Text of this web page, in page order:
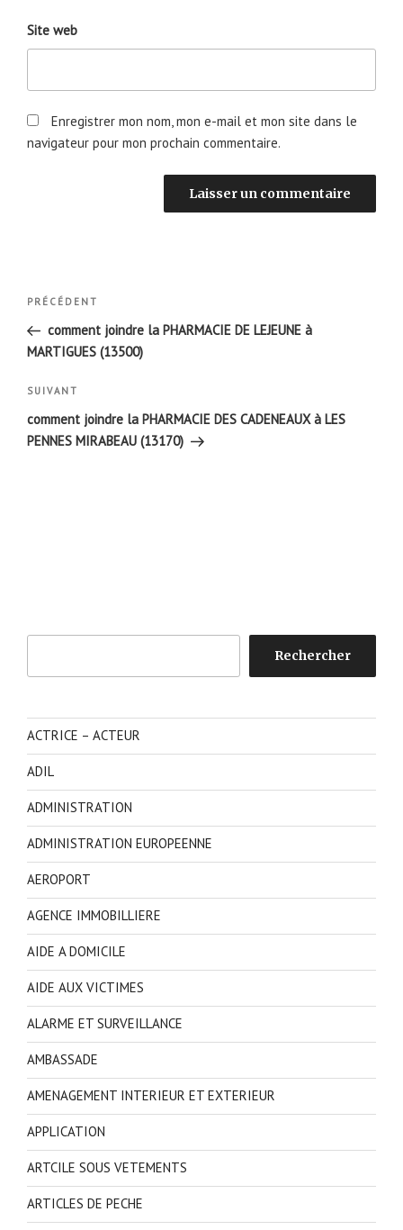
Site web
Enregistrer mon nom, mon e-mail et mon site dans le
navigateur pour mon prochain commentaire.
Navigation
l’article
Article
précédent
PRÉCÉDENT
comment joindre la PHARMACIE DE LEJEUNE à
MARTIGUES (13500)
Article
suivant
SUIVANT
comment joindre la PHARMACIE DES CADENEAUX à LES
PENNES MIRABEAU (13170)
Rechercher
ACTRICE – ACTEUR
ADIL
ADMINISTRATION
ADMINISTRATION EUROPEENNE
AEROPORT
AGENCE IMMOBILLIERE
AIDE A DOMICILE
AIDE AUX VICTIMES
ALARME ET SURVEILLANCE
AMBASSADE
AMENAGEMENT INTERIEUR ET EXTERIEUR
APPLICATION
ARTCILE SOUS VETEMENTS
ARTICLES DE PECHE